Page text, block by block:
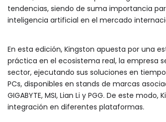
tendencias, siendo de suma importancia
inteligencia artificial en el mercado
En esta edición, Kingston apuesta por una
práctica en el ecosistema real, la empresa
sector, ejecutando sus soluciones en
PCs, disponibles en stands de marcas
GIGABYTE, MSI, Lian Li y PGG. De este
integración en diferentes plataformas.